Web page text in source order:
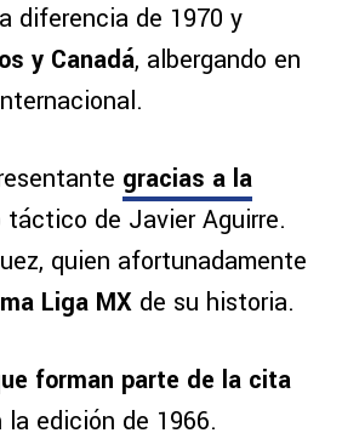
diferencia de 1970 y
y Canadá, albergando en
gracias a la
táctico de Javier Aguirre.
quien afortunadamente
Liga MX de su historia.
forman parte de la cita
edición de 1966.